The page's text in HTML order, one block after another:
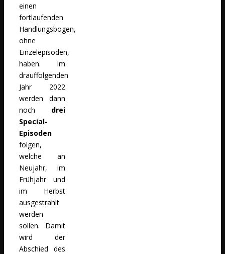
einen
fortlaufenden
Handlungsbogen,
ohne
Einzelepisoden,
haben. Im
drauffolgenden
Jahr 2022
werden dann
noch drei
Special-
Episoden
folgen,
welche an
Neujahr, im
Frühjahr und
im Herbst
ausgestrahlt
werden
sollen. Damit
wird der
Abschied des